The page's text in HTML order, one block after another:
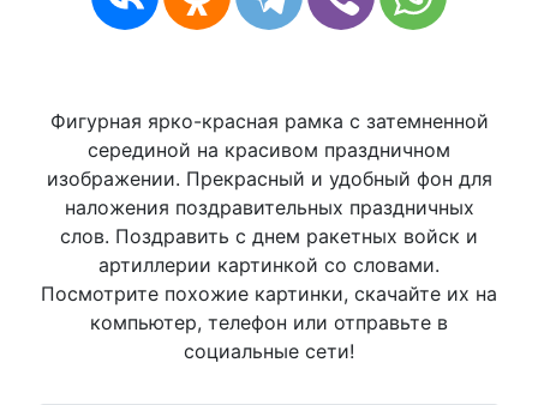
Фигурная ярко-красная рамка с затемненной
серединой на красивом праздничном
изображении. Прекрасный и удобный фон для
наложения поздравительных праздничных
слов. Поздравить с днем ракетных войск и
артиллерии картинкой со словами.
Посмотрите похожие картинки, скачайте их на
компьютер, телефон или отправьте в
социальные сети!